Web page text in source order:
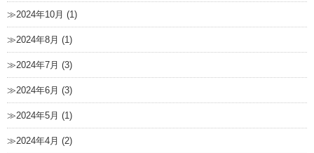
2024年10月 (1)
2024年8月 (1)
2024年7月 (3)
2024年6月 (3)
2024年5月 (1)
2024年4月 (2)